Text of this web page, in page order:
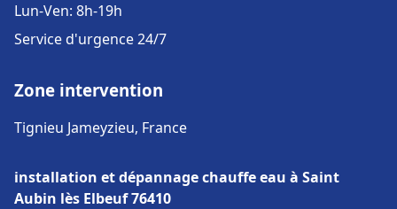
Lun-Ven: 8h-19h
Service d'urgence 24/7
Zone intervention
Tignieu Jameyzieu, France
installation et dépannage chauffe eau à Saint
Aubin lès Elbeuf 76410